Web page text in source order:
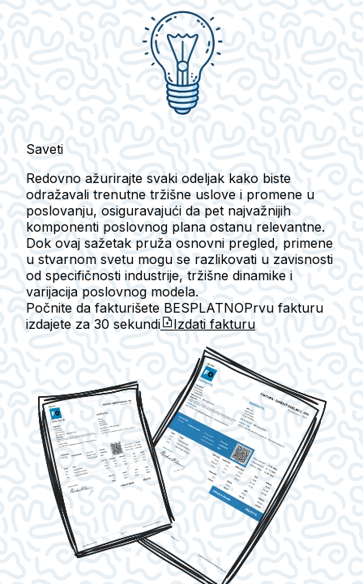
Saveti
Redovno ažurirajte svaki odeljak kako biste
odražavali trenutne tržišne uslove i promene u
poslovanju, osiguravajući da pet najvažnijih
komponenti poslovnog plana ostanu relevantne.
Dok ovaj sažetak pruža osnovni pregled, primene
u stvarnom svetu mogu se razlikovati u zavisnosti
od specifičnosti industrije, tržišne dinamike i
varijacija poslovnog modela.
Počnite da fakturišete BESPLATNOPrvu fakturu
izdajete za 30 sekundi Izdati fakturu